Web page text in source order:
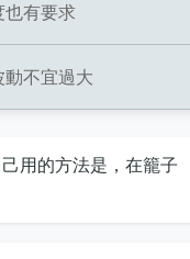
也有要求
動不宜過大
用的方法是，在籠子